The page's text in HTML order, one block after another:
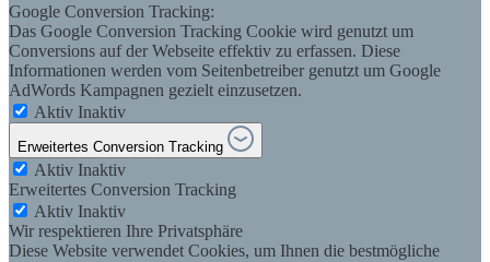
Google Conversion Tracking:
Das Google Conversion Tracking Cookie wird genutzt um
Conversions auf der Webseite effektiv zu erfassen. Diese
Informationen werden vom Seitenbetreiber genutzt um Google
AdWords Kampagnen gezielt einzusetzen.
Aktiv Inaktiv
Erweitertes Conversion Tracking
Aktiv Inaktiv
Erweitertes Conversion Tracking
Aktiv Inaktiv
Wir respektieren Ihre Privatsphäre
Diese Website verwendet Cookies, um Ihnen die bestmögliche